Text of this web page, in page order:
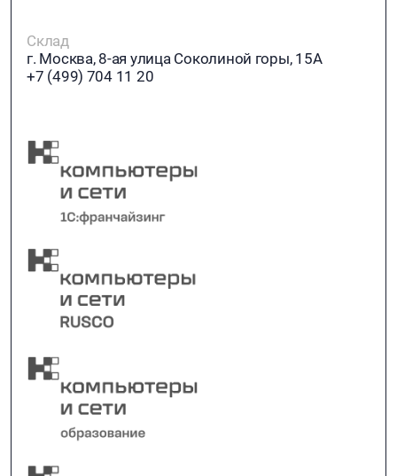
Склад
г. Москва, 8-ая улица Соколиной горы, 15А
+7 (499) 704 11 20